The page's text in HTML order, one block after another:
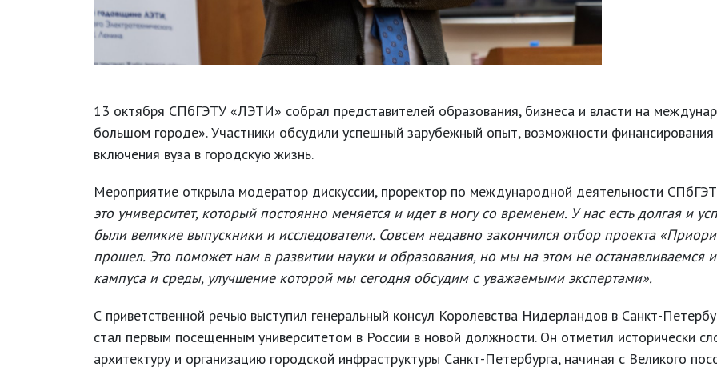
13 октября СПбГЭТУ «ЛЭТИ» собрал представителей образования, бизнеса и власти на
большом городе». Участники обсудили успешный зарубежный опыт, возможности
включения вуза в городскую жизнь.
Мероприятие открыла модератор дискуссии, проректор по международной деятельности
это университет, который постоянно меняется и идет в ногу со временем. У нас есть долгая и
были великие выпускники и исследователи. Совсем недавно закончился отбор проекта
прошел. Это поможет нам в развитии науки и образования, но мы на этом не останавливаемся
кампуса и среды, улучшение которой мы сегодня обсудим с уважаемыми экспертами».
С приветственной речью выступил генеральный консул Королевства Нидерландов в Санкт-
стал первым посещенным университетом в России в новой должности. Он отметил исторически
архитектуру и организацию городской инфраструктуры Санкт-Петербурга, начиная с Великого